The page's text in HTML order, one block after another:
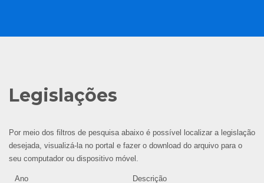
Legislações
Por meio dos filtros de pesquisa abaixo é possível localizar a legislação
desejada, visualizá-la no portal e fazer o download do arquivo para o
seu computador ou dispositivo móvel.
Ano Descrição